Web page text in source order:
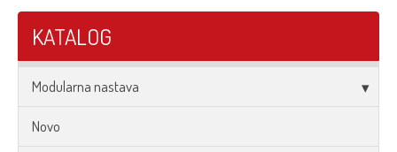
KATALOG
Modularna nastava
Novo